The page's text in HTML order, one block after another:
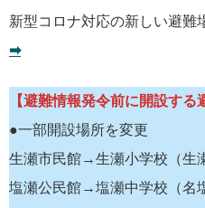
新型コロナ対応の新しい避難
➡
【避難情報発令前に開設する
●一部開設場所を変更
生瀬市民館→生瀬小学校（生
塩瀬公民館→塩瀬中学校（名